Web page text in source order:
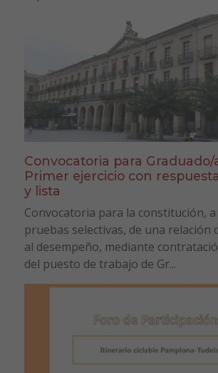
Convocatoria para Graduado/
Primer ejercicio con
y lista
Convocatoria para la constitución,
pruebas selectivas, de una relación
al desempeño, mediante
del puesto de trabajo de Gr...